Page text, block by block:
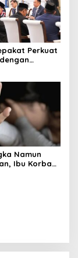
Perkuat
Namun
Ibu Korban